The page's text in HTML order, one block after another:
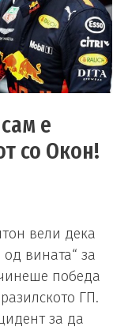
е
со Окон!
вели дека
вината“ за
победа
ГП.
за да